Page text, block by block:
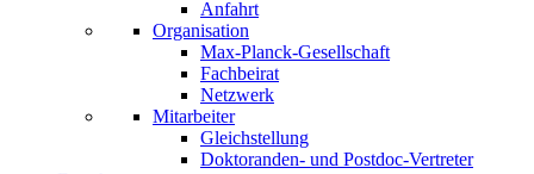
Anfahrt
Organisation
Max-Planck-Gesellschaft
Fachbeirat
Netzwerk
Mitarbeiter
Gleichstellung
Doktoranden- und Postdoc-Vertreter